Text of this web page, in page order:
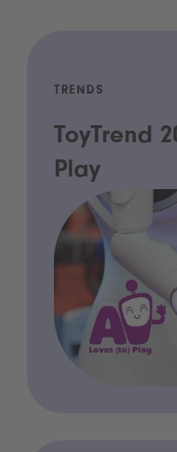
TRENDS
ToyTrend
Play